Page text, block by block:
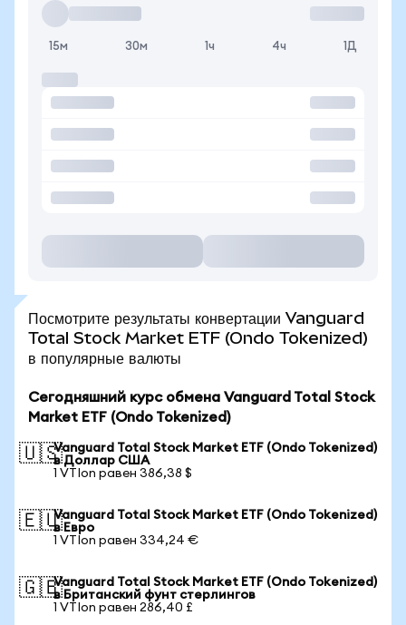
15м 30м 1ч 4ч 1Д
Посмотрите результаты конвертации Vanguard
Total Stock Market ETF (Ondo Tokenized)
в популярные валюты
Сегодняшний курс обмена Vanguard Total Stock
Market ETF (Ondo Tokenized)
🇺🇸Vanguard Total Stock Market ETF (Ondo Tokenized)
в Доллар США
1 VTIon равен 386,38 $
🇪🇺Vanguard Total Stock Market ETF (Ondo Tokenized)
в Евро
1 VTIon равен 334,24 €
🇬🇧Vanguard Total Stock Market ETF (Ondo Tokenized)
в Британский фунт стерлингов
1 VTIon равен 286,40 £